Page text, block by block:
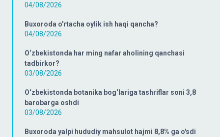
04/08/2026
Buxoroda o'rtacha oylik ish haqi qancha?
04/08/2026
O‘zbekistonda har ming nafar aholining qanchasi
tadbirkor?
03/08/2026
O‘zbekistonda botanika bog‘lariga tashriflar soni 3,8
barobarga oshdi
03/08/2026
Buxoroda yalpi hududiy mahsulot hajmi 8,8% ga o'sdi